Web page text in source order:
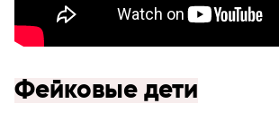
Фейковые дети